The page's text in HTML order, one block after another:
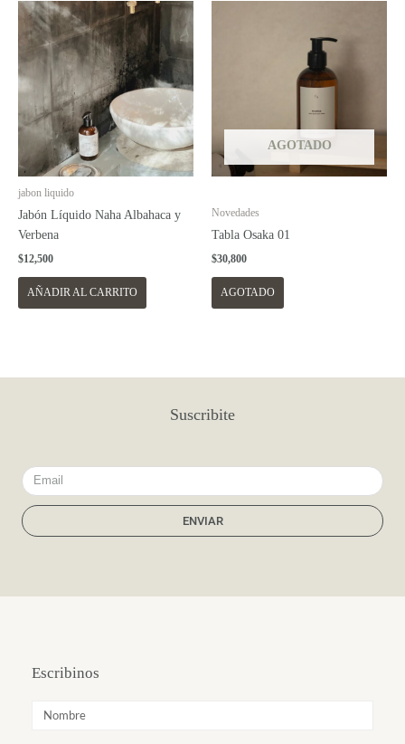
jabon liquido
Jabón Líquido Naha Albahaca y
Verbena
$12,500
AÑADIR AL CARRITO
AGOTADO
Novedades
Tabla Osaka 01
$30,800
AGOTADO
Suscribite
Email
ENVIAR
Escribinos